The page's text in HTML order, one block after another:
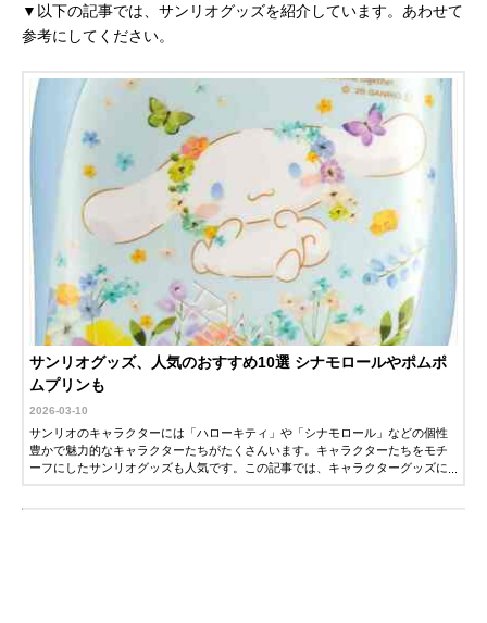
▼以下の記事では、サンリオグッズを紹介しています。あわせて
参考にしてください。
サンリオグッズ、人気のおすすめ10選 シナモロールやポムポ
ムプリンも
2026-03-10
サンリオのキャラクターには「ハローキティ」や「シナモロール」などの個性
豊かで魅力的なキャラクターたちがたくさんいます。キャラクターたちをモチ
ーフにしたサンリオグッズも人気です。この記事では、キャラクターグッズに